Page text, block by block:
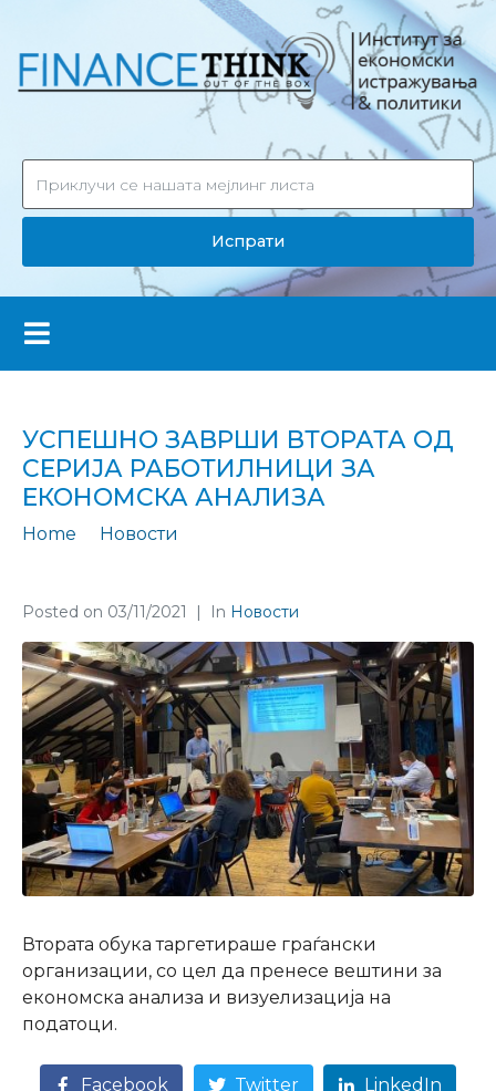
Испрати
УСПЕШНО ЗАВРШИ ВТОРАТА ОД
СЕРИЈА РАБОТИЛНИЦИ ЗА
ЕКОНОМСКА АНАЛИЗА
Home
Новости
Posted on 03/11/2021 In Новости
Втората обука таргетираше граѓански
организации, со цел да пренесе вештини за
економска анализа и визуелизација на
податоци.
Facebook Twitter LinkedIn